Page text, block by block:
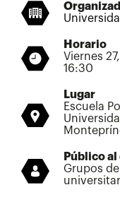
Horario
Viernes
16:30
Lugar
Escuela
Público
Grupos